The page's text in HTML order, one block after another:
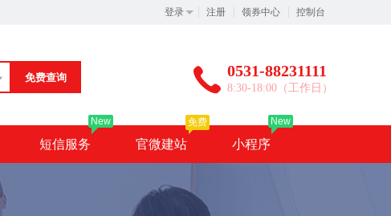
登录 注册 领券中心 控制台
免费查询 0531-88231111
8:30-18:00（工作日）
短信服务
New
官微建站
免费
小程序
New